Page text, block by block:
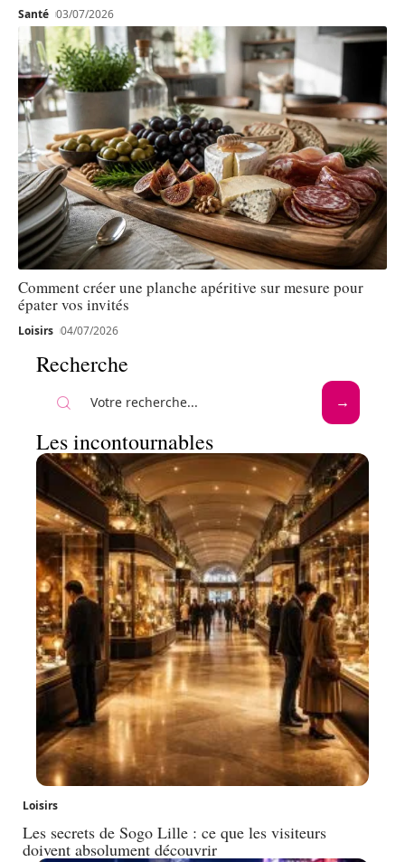
Santé 03/07/2026
Comment créer une planche apéritive sur mesure pour
épater vos invités
Loisirs 04/07/2026
Recherche
Les incontournables
Loisirs
Les secrets de Sogo Lille : ce que les visiteurs
doivent absolument découvrir